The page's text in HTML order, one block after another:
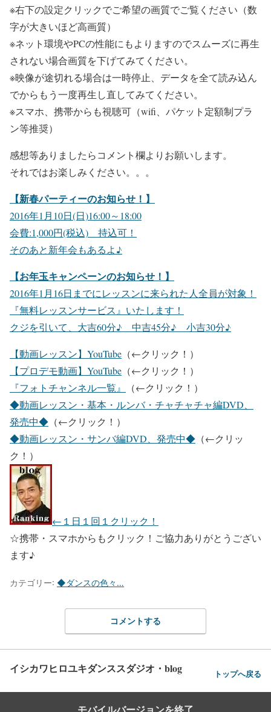
※右下の設定クリックでご希望の画質でご覧ください（数
字が大きいほど高画質）
※ネット環境やPCの性能にもよりますのでスムーズに再生
されない場合画質を下げてみてください。
※映像が途切れる場合は一時停止、データを全て読み込ん
でからもう一度再生し直してみてください。
※スマホ、携帯からも視聴可（wifi、パケット定額制プラ
ン等推奨）
感想等ありましたらコメント欄よりお願いします。
それではお楽しみください。。。
【新春パーティーのお知らせ！】
2016年1月10日(日)16:00～18:00
会費:1,000円(税込) 持込可！
そのあと新年会もあるよ♪
【お年玉キャンペーンのお知らせ！】
2016年1月16日までにレッスンに来られた人全員が対象！
『無料レッスンサービス』いたします！
クジを引いて、大吉60分♪ 中吉45分♪ 小吉30分♪
【動画レッスン】YouTube （←クリック！）
【プロデモ動画】YouTube （←クリック！）
『フォトチャンネル一覧』
（←クリック！）
◆動画レッスン・基本・ルンバ・チャチャチャ編DVD、
発売中◆ （←クリック！）
◆動画レッスン・サンバ編DVD、発売中◆ （←クリッ
ク！）
←１日１回１クリック！
☆携帯・スマホからもクリック！ご協力ありがとうござい
ます♪
カテゴリー: ◆ダンスの色々…
コメントする
イシカワヒロユキダンススダジオ・blog トップへ戻る
モバイルバージョンを終了